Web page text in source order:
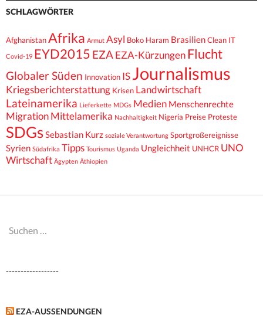
SCHLAGWÖRTER
AfghanistanAfrika Armut Asyl Boko Haram BrasilienClean IT
Covid-19 EYD2015 EZA EZA-Kürzungen Flucht
Globaler Süden Innovation IS Journalismus
Kriegsberichterstattung Krisen Landwirtschaft
Lateinamerika Lieferkette MDGs Medien Menschenrechte
Migration Mittelamerika Nachhaltigkeit Nigeria Preise Proteste
SDGsSebastian Kurz soziale Verantwortung Sportgroßereignisse
Syrien Südafrika Tipps Tourismus Uganda Ungleichheit UNHCR UNO
Wirtschaft Ägypten Äthiopien
Suchen
------------------
EZA-AUSSENDUNGEN